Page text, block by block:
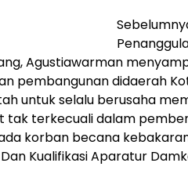
Agustiawarman
pembangunan didaerah
untuk selalu berusaha
tak terkecuali dalam
korban becana
Kualifikasi Aparatur